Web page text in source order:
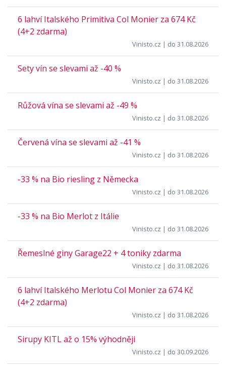
6 lahví Italského Primitiva Col Monier za 674 Kč
(4+2 zdarma)
Vinisto.cz | do 31.08.2026
Sety vín se slevami až -40 %
Vinisto.cz | do 31.08.2026
Růžová vína se slevami až -49 %
Vinisto.cz | do 31.08.2026
Červená vína se slevami až -41 %
Vinisto.cz | do 31.08.2026
-33 % na Bio riesling z Německa
Vinisto.cz | do 31.08.2026
-33 % na Bio Merlot z Itálie
Vinisto.cz | do 31.08.2026
Řemeslné giny Garage22 + 4 toniky zdarma
Vinisto.cz | do 31.08.2026
6 lahví Italského Merlotu Col Monier za 674 Kč
(4+2 zdarma)
Vinisto.cz | do 31.08.2026
Sirupy KITL až o 15% výhodněji
Vinisto.cz | do 30.09.2026